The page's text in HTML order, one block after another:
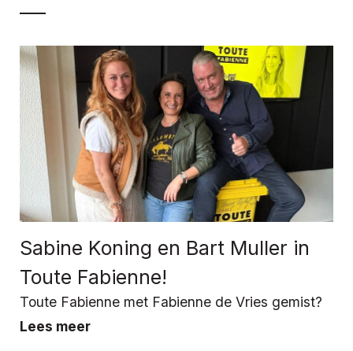
Sabine Koning en Bart Muller in
Toute Fabienne!
Toute Fabienne met Fabienne de Vries gemist?
Lees meer